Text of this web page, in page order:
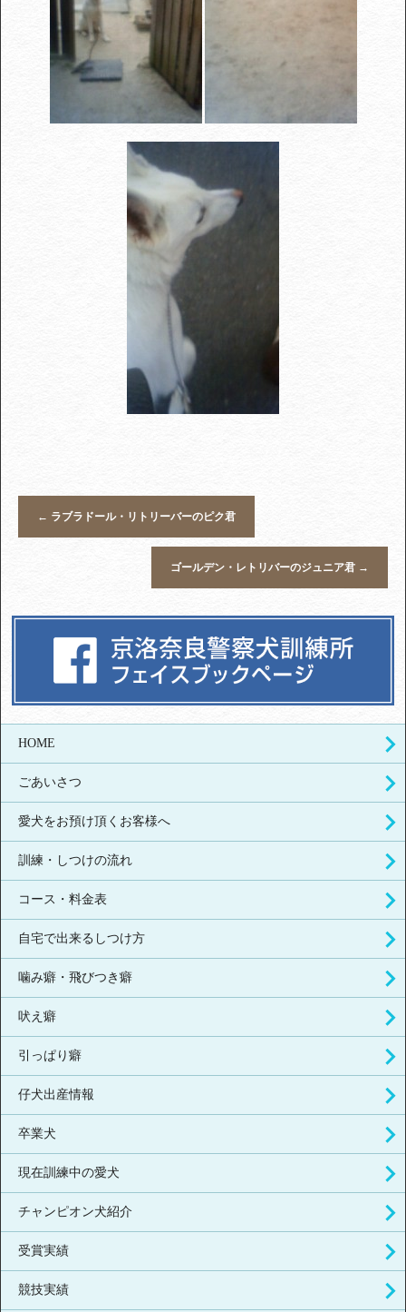
← ラブラドール・リトリーバーのピク君
ゴールデン・レトリバーのジュニア君 →
HOME
ごあいさつ
愛犬をお預け頂くお客様へ
訓練・しつけの流れ
コース・料金表
自宅で出来るしつけ方
噛み癖・飛びつき癖
吠え癖
引っぱり癖
仔犬出産情報
卒業犬
現在訓練中の愛犬
チャンピオン犬紹介
受賞実績
競技実績